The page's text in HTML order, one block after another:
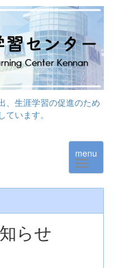
、生涯学習の促進のため
います。
menu
らせ